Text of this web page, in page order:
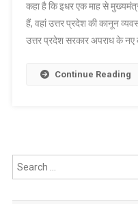
कहा है कि इधर एक माह से
हैं, वहां उत्तर प्रदेश की कानून
उत्तर प्रदेश सरकार अपराध के नए
Continue Reading